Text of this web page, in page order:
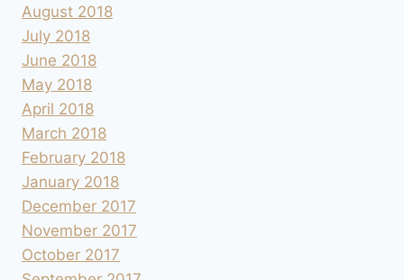
August 2018
July 2018
June 2018
May 2018
April 2018
March 2018
February 2018
January 2018
December 2017
November 2017
October 2017